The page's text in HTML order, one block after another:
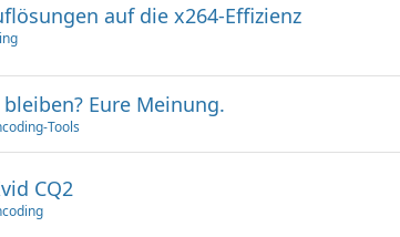
auf die x264-Effizienz
Eure Meinung.
Tools
CQ2